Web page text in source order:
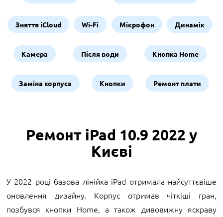
Зняття iCloud Wi-Fi Мікрофон Динамік
Камера Після води Кнопка Home
Заміна корпуса Кнопки Ремонт плати
Ремонт iPad 10.9 2022 у
Києві
У 2022 році базова лінійка iPad отримала найсуттєвіше
оновлення дизайну. Корпус отримав чіткіші гран,
позбувся кнопки Home, а також дивовижну яскраву